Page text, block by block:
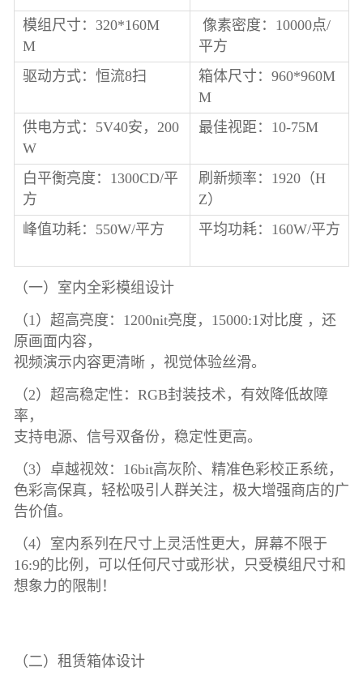
模组尺寸：320*160M
M
像素密度：10000点/
平方
驱动方式：恒流8扫
箱体尺寸：960*960M
M
供电方式：5V40安，200
W
最佳视距：10-75M
白平衡亮度：1300CD/平
方
刷新频率：1920（H
Z）
峰值功耗：550W/平方
平均功耗：160W/平方
（一）室内全彩模组设计
（1）超高亮度：1200nit亮度，15000:1对比度 ，还
原画面内容，
视频演示内容更清晰 ，视觉体验丝滑。
（2）超高稳定性：RGB封装技术，有效降低故障
率，
支持电源、信号双备份，稳定性更高。
（3）卓越视效：16bit高灰阶、精准色彩校正系统，
色彩高保真，轻松吸引人群关注，极大增强商店的广
告价值。
（4）室内系列在尺寸上灵活性更大，屏幕不限于
16:9的比例，可以任何尺寸或形状，只受模组尺寸和
想象力的限制！
（二）租赁箱体设计